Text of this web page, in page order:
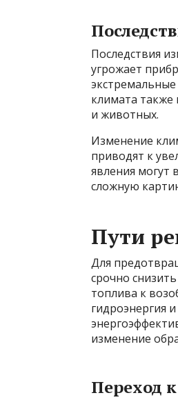
Последствия
угрожает
климата также
и животных.
Изменение
приводят к
явления могут
сложную
Пути
Для
срочно
топлива к
гидроэнергия
изменение
Переход